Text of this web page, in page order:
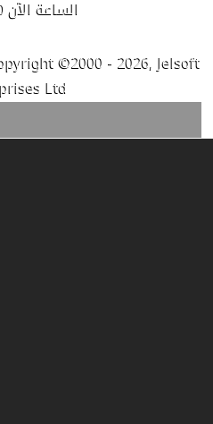
الساعة الآن
©2000 - 2026, Jelsoft
Ltd.